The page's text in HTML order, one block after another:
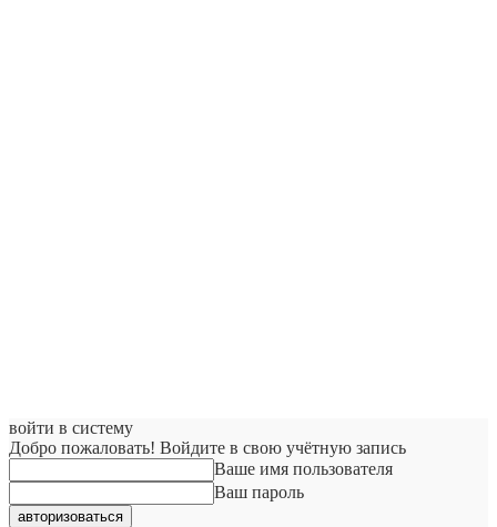
войти в систему
Добро пожаловать! Войдите в свою учётную запись
Ваше имя пользователя
Ваш пароль